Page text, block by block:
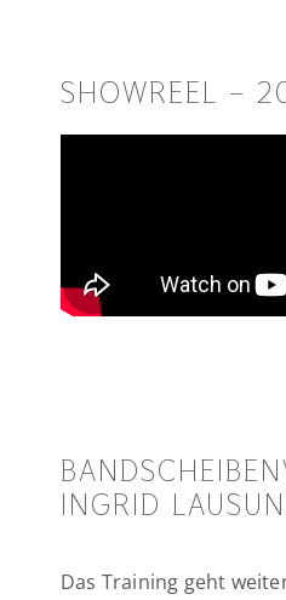
SHOWREEL –
INGRID
Das Training geht